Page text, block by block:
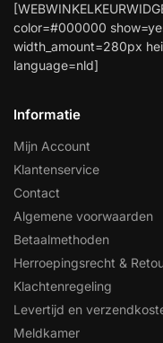
color=#000000
width_amount=280px
language=nld]
Informatie
Mijn Account
Klantenservice
Contact
Algemene voorwaarden
Betaalmethoden
Herroepingsrecht &
Klachtenregeling
Levertijd en
Meldkamer